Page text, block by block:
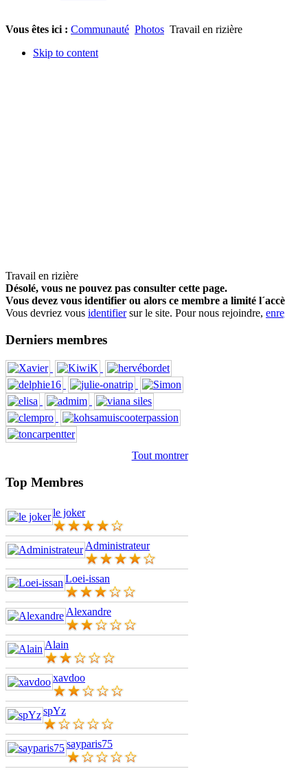
Vous êtes ici : Communauté Photos Travail en rizière
Skip to content
Travail en rizière
Désolé, vous ne pouvez pas consulter cette page.
Vous devez vous identifier ou alors ce membre a limité
Vous devriez vous identifiersur le site. Pour nous rejoindre,
Derniers membres
Tout montrer
Top Membres
le joker
Administrateur
Loei-issan
Alexandre
Alain
xavdoo
spYz
sayparis75